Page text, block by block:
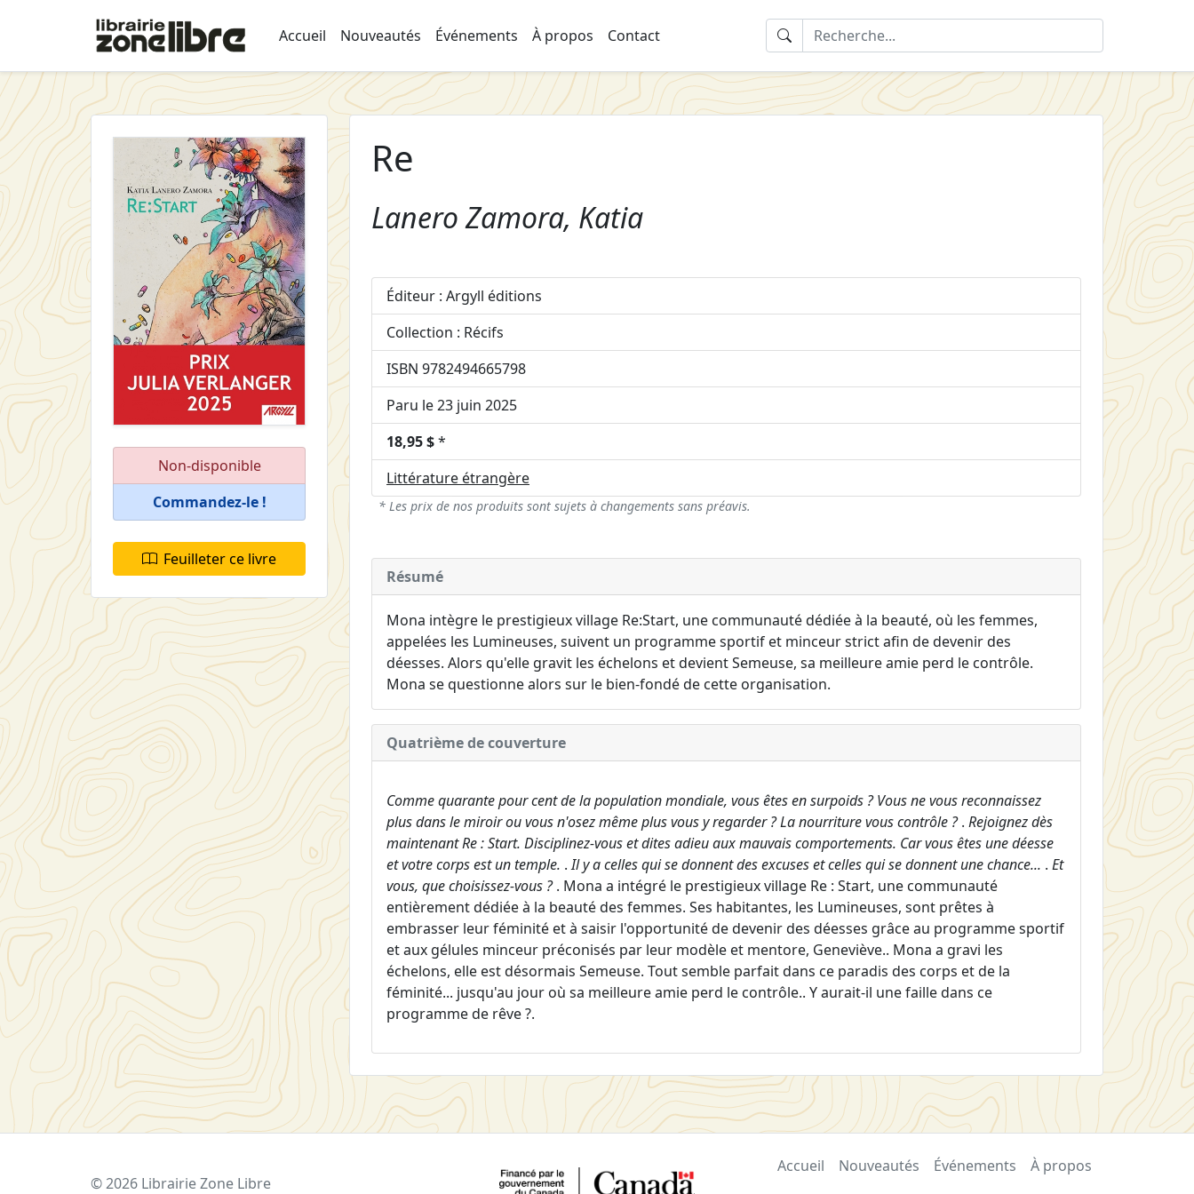
Accueil Nouveautés Événements À propos Contact
Non-disponible
Commandez-le !
Feuilleter ce livre
Re
Lanero Zamora, Katia
Éditeur : Argyll éditions
Collection : Récifs
ISBN 9782494665798
Paru le 23 juin 2025
18,95 $*
Littérature étrangère
* Les prix de nos produits sont sujets à changements sans préavis.
Résumé
Mona intègre le prestigieux village Re:Start, une communauté dédiée à la beauté, où les femmes,
appelées les Lumineuses, suivent un programme sportif et minceur strict afin de devenir des
déesses. Alors qu'elle gravit les échelons et devient Semeuse, sa meilleure amie perd le contrôle.
Mona se questionne alors sur le bien-fondé de cette organisation.
Quatrième de couverture
Comme quarante pour cent de la population mondiale, vous êtes en surpoids ? Vous ne vous reconnaissez
plus dans le miroir ou vous n'osez même plus vous y regarder ? La nourriture vous contrôle ?. Rejoignez dès
maintenant Re : Start. Disciplinez-vous et dites adieu aux mauvais comportements. Car vous êtes une déesse
et votre corps est un temple. .Il y a celles qui se donnent des excuses et celles qui se donnent une chance... . Et
vous, que choisissez-vous ?. Mona a intégré le prestigieux village Re : Start, une communauté
entièrement dédiée à la beauté des femmes. Ses habitantes, les Lumineuses, sont prêtes à
embrasser leur féminité et à saisir l'opportunité de devenir des déesses grâce au programme sportif
et aux gélules minceur préconisés par leur modèle et mentore, Geneviève.. Mona a gravi les
échelons, elle est désormais Semeuse. Tout semble parfait dans ce paradis des corps et de la
féminité... jusqu'au jour où sa meilleure amie perd le contrôle.. Y aurait-il une faille dans ce
programme de rêve ?.
© 2026 Librairie Zone Libre
Accueil Nouveautés Événements
À propos